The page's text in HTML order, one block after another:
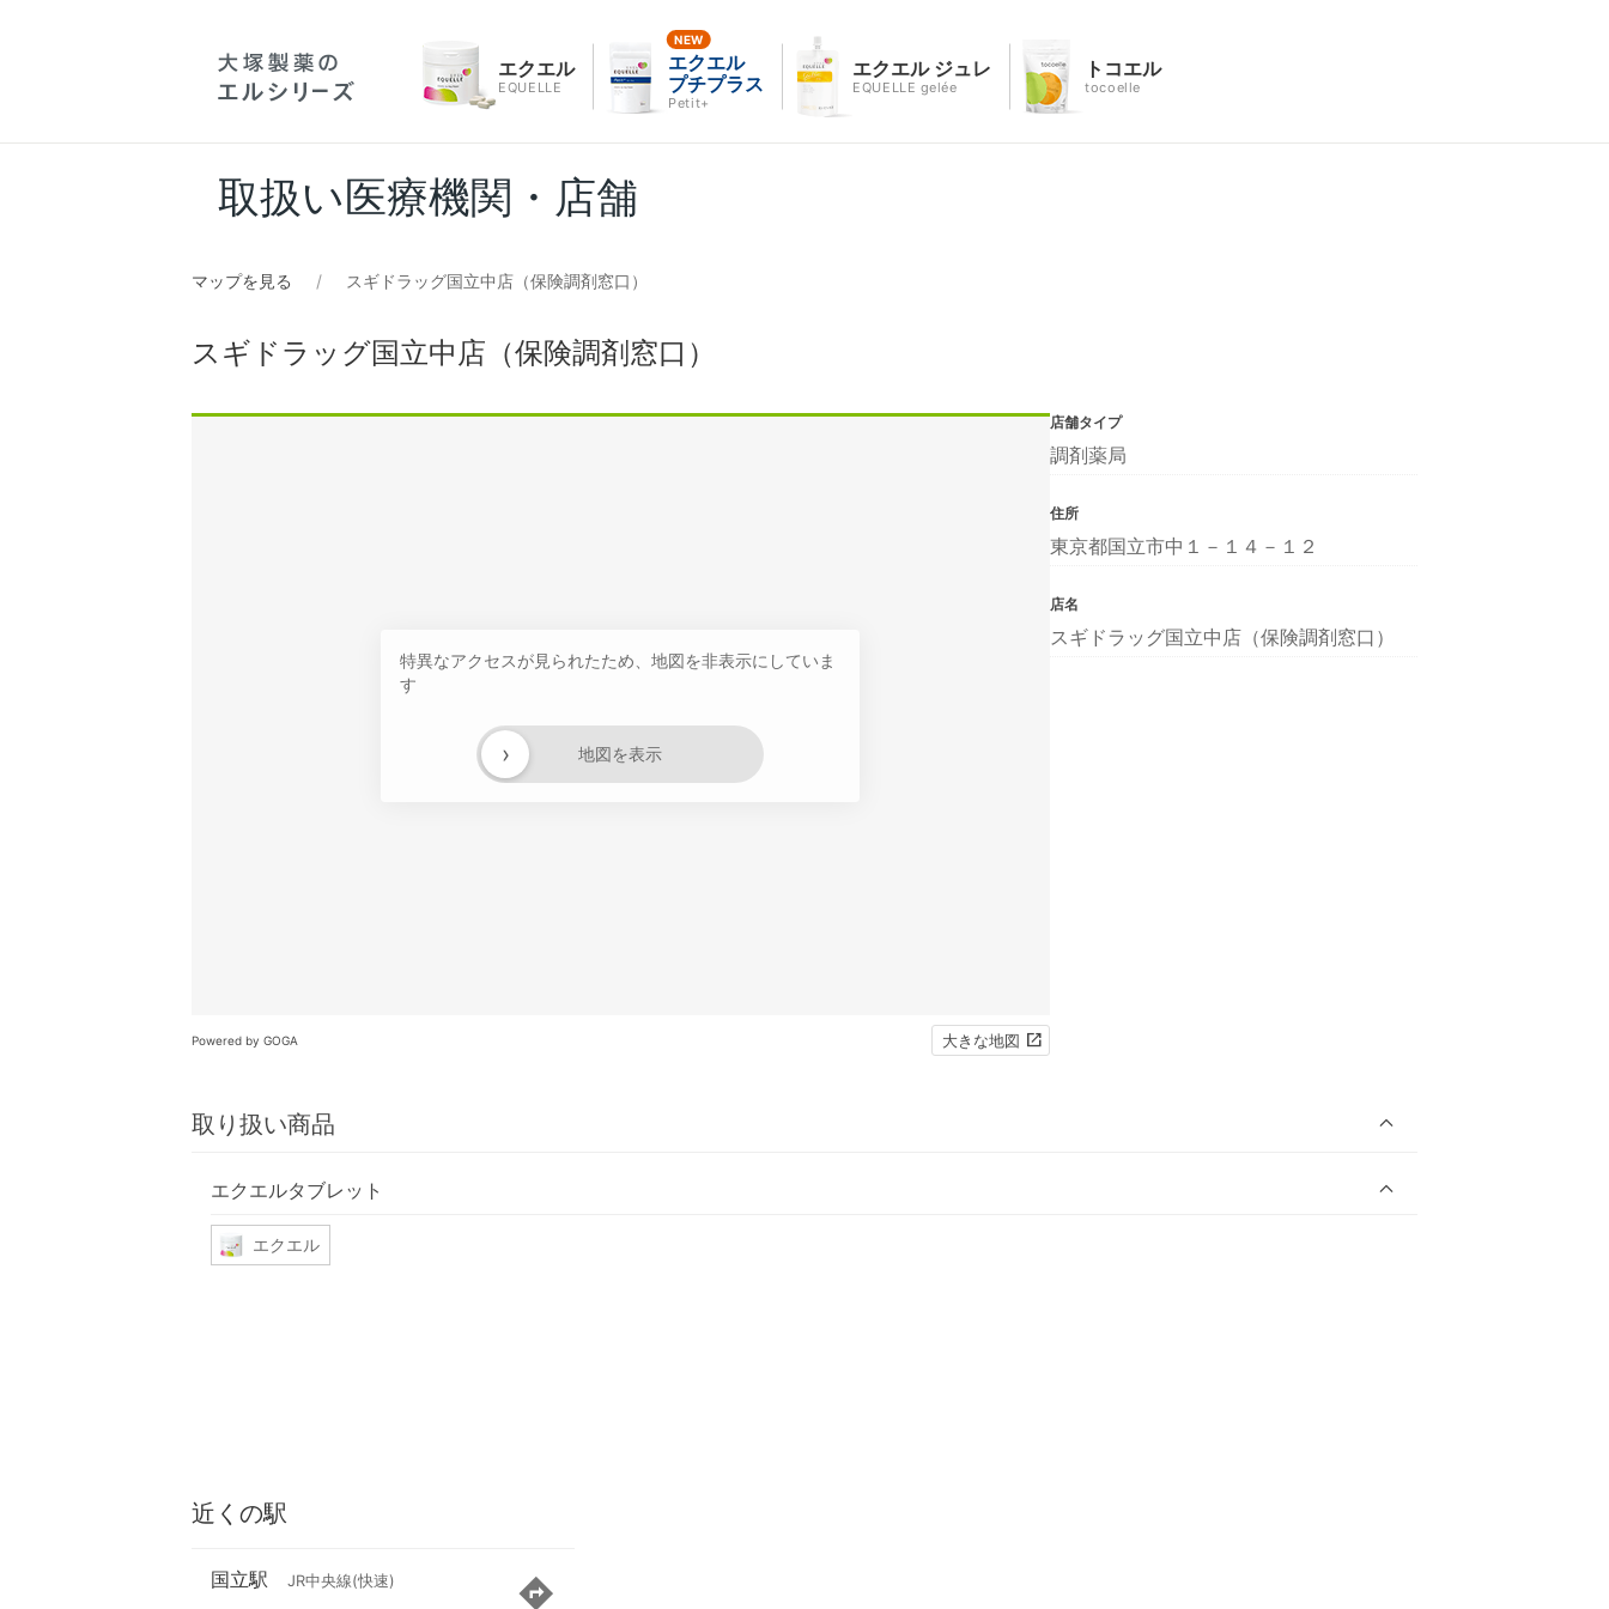
エクエル
EQUELLE
エクエル
プチプラス
Petit+
エクエル ジュレ
EQUELLE gelée
トコエル
tocoelle
取扱い医療機関・店舗
マップを見る スギドラッグ国立中店（保険調剤窓口）
スギドラッグ国立中店（保険調剤窓口）
特異なアクセスが見られたため、地図を非表示にしていま
す
地図を表示
›
Powered by GOGA 大きな地図
取り扱い商品
エクエルタブレット
エクエル
店舗タイプ
調剤薬局
住所
東京都国立市中１－１４－１２
店名
スギドラッグ国立中店（保険調剤窓口）
近くの駅
国立駅 JR中央線(快速)